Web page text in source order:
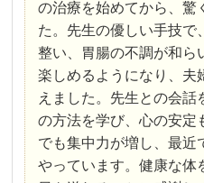
の治療を始めてから、驚
た。先生の優しい手技で
整い、胃腸の不調が和ら
楽しめるようになり、夫
えました。先生との会話
の方法を学び、心の安定
でも集中力が増し、最近
やっています。健康な体